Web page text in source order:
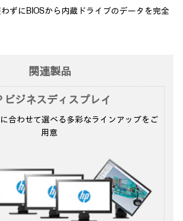
ずにBIOSから内蔵ドライブのデータを完全
関連製品
ビジネスディスプレイ
合わせて選べる多彩なラインアップをご
用意